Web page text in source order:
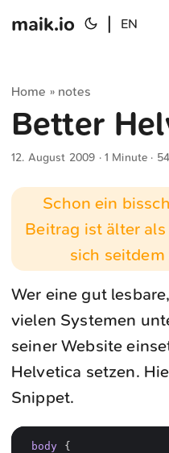
maik.io EN
Home » notes
Better
12. August 2009 · 1 Minute ·
Schon ein
Beitrag ist älter
sich
Wer eine gut
vielen Systemen
seiner Website
Helvetica setzen.
Snippet.
body
{